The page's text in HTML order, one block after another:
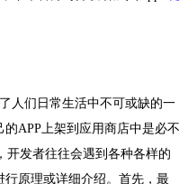
人们日常生活中不可或缺的一
APP上架到应用商店中是必不
开发者往往会遇到各种各样的
行原理或详细介绍。首先，最